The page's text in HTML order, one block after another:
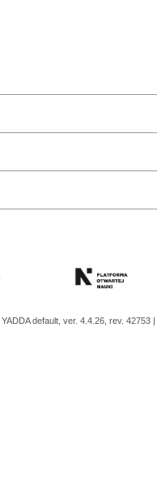
YADDAdefault, ver. 4.4.26, rev. 42753 |